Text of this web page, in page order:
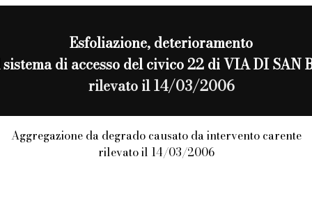
Esfoliazione, deterioramento
di accesso del civico 22 di VIA DI SAN
rilevato il 14/03/2006
Aggregazione da degrado causato da intervento carente
rilevato il 14/03/2006